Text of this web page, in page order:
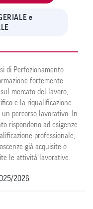
e
di Perfezionamento
fortemente
mercato del lavoro,
e la riqualificazione
percorso lavorativo. In
rispondono ad esigenze
professionale;
già acquisite o
le attività lavorative.
2026